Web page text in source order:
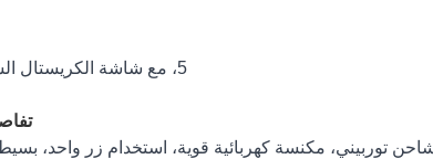
5، مع شاشة الكريستال السائل LCD، وقفة، تحذير، الطاقة، عرض طاقة الرياح.